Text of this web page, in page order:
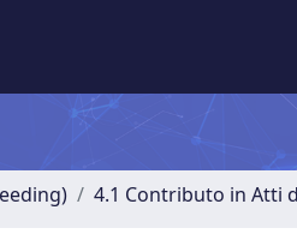
4.1 Contributo in Atti